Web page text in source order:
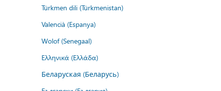
Türkmen dili (Türkmenistan)
Valencià (Espanya)
Wolof (Senegaal)
Ελληνικά (Ελλάδα)
Беларуская (Беларусь)